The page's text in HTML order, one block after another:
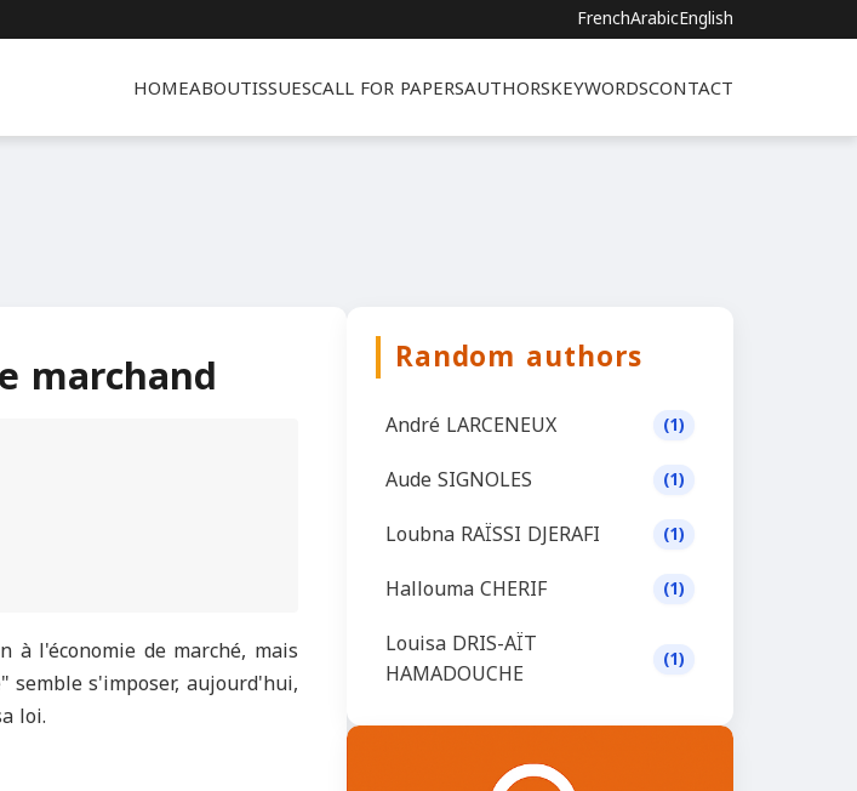
FrenchArabicEnglish
HOMEABOUTISSUESCALL FOR PAPERSAUTHORSKEYWORDSCONTACT
marchand
l'économie de marché, mais
s'imposer, aujourd'hui,
loi.
Random authors
André LARCENEUX (1)
Aude SIGNOLES (1)
Loubna RAÏSSI DJERAFI (1)
Hallouma CHERIF (1)
Louisa DRIS-AÏT
HAMADOUCHE
(1)